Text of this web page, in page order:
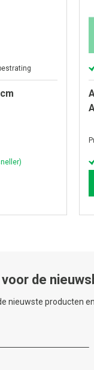
voor de
nieuwste producten